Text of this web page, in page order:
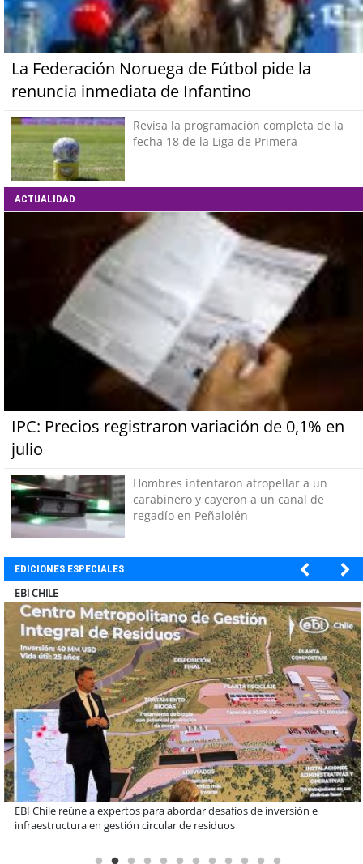
La Federación Noruega de Fútbol pide la
renuncia inmediata de Infantino
Revisa la programación completa de la
fecha 18 de la Liga de Primera
ACTUALIDAD
IPC: Precios registraron variación de 0,1% en
julio
Hombres intentaron atropellar a un
carabinero y cayeron a un canal de
regadío en Peñalolén
EDICIONES ESPECIALES
SOPRAVAL
Más de 1.600 alumnos han sido parte de programa Súper Sano de
Sopraval en lo que va del año